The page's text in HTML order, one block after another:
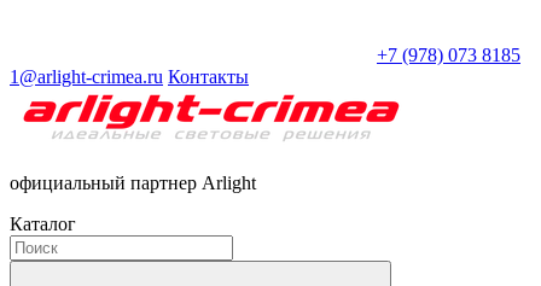
+7 (978) 073 8185
1@arlight-crimea.ru Контакты
официальный партнер Arlight
Каталог